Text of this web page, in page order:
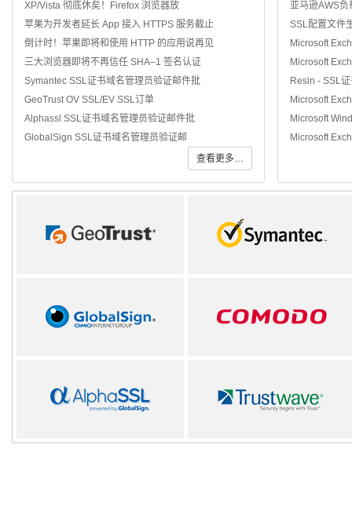
XP/Vista 彻底休矣！Firefox 浏览器放
苹果为开发者延长 App 接入 HTTPS 服务截止
倒计时！苹果即将和使用 HTTP 的应用说再见
三大浏览器即将不再信任 SHA–1 签名认证
Symantec SSL证书域名管理员验证邮件批
GeoTrust OV SSL/EV SSL订单
Alphassl SSL证书域名管理员验证邮件批
GlobalSign SSL证书域名管理员验证邮
查看更多…
亚马逊AWS
SSL配置文件
Microsoft
Microsoft
Resin - SSL
Microsoft
Microsoft
Microsoft